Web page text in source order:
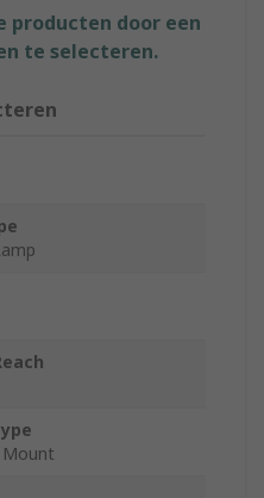
producten door een
te selecteren.
Mount